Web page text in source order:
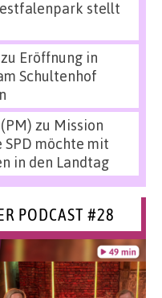
stellt
zu Eröffnung in
Schultenhof
zu Mission
möchte mit
in den Landtag
PODCAST #28